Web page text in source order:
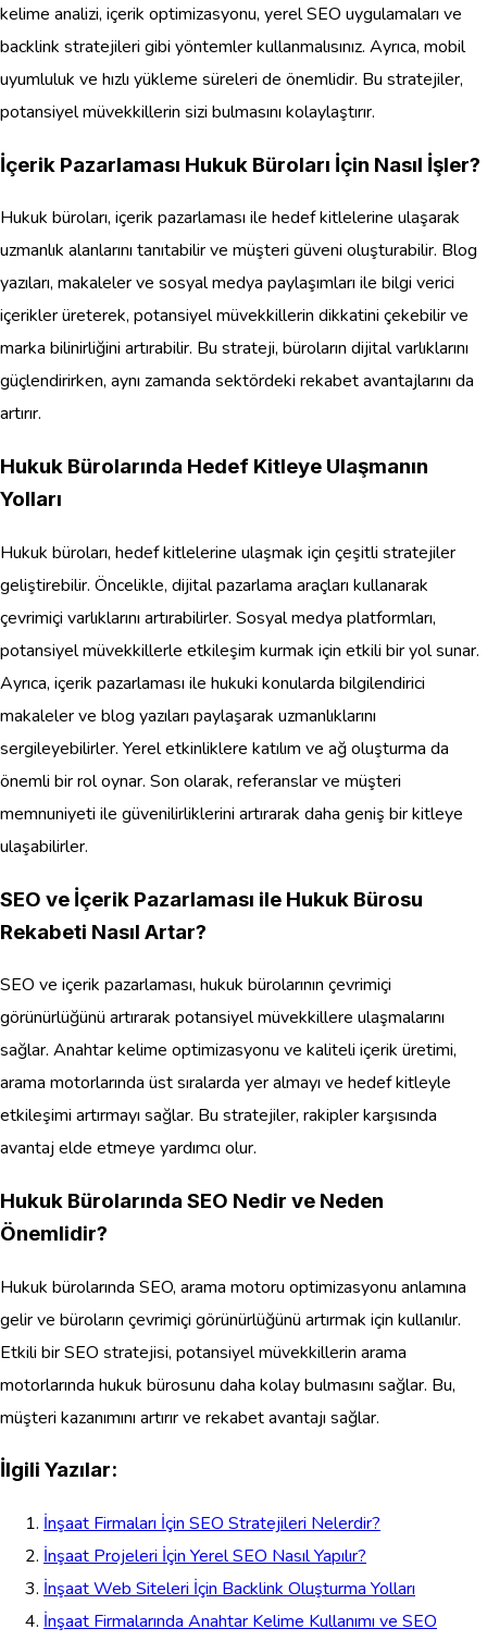
kelime analizi, içerik optimizasyonu, yerel SEO uygulamaları ve
backlink stratejileri gibi yöntemler kullanmalısınız. Ayrıca, mobil
uyumluluk ve hızlı yükleme süreleri de önemlidir. Bu stratejiler,
potansiyel müvekkillerin sizi bulmasını kolaylaştırır.
İçerik Pazarlaması Hukuk Büroları İçin Nasıl İşler?
Hukuk büroları, içerik pazarlaması ile hedef kitlelerine ulaşarak
uzmanlık alanlarını tanıtabilir ve müşteri güveni oluşturabilir. Blog
yazıları, makaleler ve sosyal medya paylaşımları ile bilgi verici
içerikler üreterek, potansiyel müvekkillerin dikkatini çekebilir ve
marka bilinirliğini artırabilir. Bu strateji, büroların dijital varlıklarını
güçlendirirken, aynı zamanda sektördeki rekabet avantajlarını da
artırır.
Hukuk Bürolarında Hedef Kitleye Ulaşmanın
Yolları
Hukuk büroları, hedef kitlelerine ulaşmak için çeşitli stratejiler
geliştirebilir. Öncelikle, dijital pazarlama araçları kullanarak
çevrimiçi varlıklarını artırabilirler. Sosyal medya platformları,
potansiyel müvekkillerle etkileşim kurmak için etkili bir yol sunar.
Ayrıca, içerik pazarlaması ile hukuki konularda bilgilendirici
makaleler ve blog yazıları paylaşarak uzmanlıklarını
sergileyebilirler. Yerel etkinliklere katılım ve ağ oluşturma da
önemli bir rol oynar. Son olarak, referanslar ve müşteri
memnuniyeti ile güvenilirliklerini artırarak daha geniş bir kitleye
ulaşabilirler.
SEO ve İçerik Pazarlaması ile Hukuk Bürosu
Rekabeti Nasıl Artar?
SEO ve içerik pazarlaması, hukuk bürolarının çevrimiçi
görünürlüğünü artırarak potansiyel müvekkillere ulaşmalarını
sağlar. Anahtar kelime optimizasyonu ve kaliteli içerik üretimi,
arama motorlarında üst sıralarda yer almayı ve hedef kitleyle
etkileşimi artırmayı sağlar. Bu stratejiler, rakipler karşısında
avantaj elde etmeye yardımcı olur.
Hukuk Bürolarında SEO Nedir ve Neden
Önemlidir?
Hukuk bürolarında SEO, arama motoru optimizasyonu anlamına
gelir ve büroların çevrimiçi görünürlüğünü artırmak için kullanılır.
Etkili bir SEO stratejisi, potansiyel müvekkillerin arama
motorlarında hukuk bürosunu daha kolay bulmasını sağlar. Bu,
müşteri kazanımını artırır ve rekabet avantajı sağlar.
İlgili Yazılar:
İnşaat Firmaları İçin SEO Stratejileri Nelerdir?
İnşaat Projeleri İçin Yerel SEO Nasıl Yapılır?
İnşaat Web Siteleri İçin Backlink Oluşturma Yolları
İnşaat Firmalarında Anahtar Kelime Kullanımı ve SEO